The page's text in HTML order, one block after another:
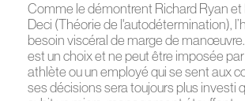
Comme le démontrent Richard Ryan et
Deci (Théorie de l'autodétermination),
besoin viscéral de marge de manœuvre.
est un choix et ne peut être imposée
athlète ou un employé qui se sent aux
ses décisions sera toujours plus investi